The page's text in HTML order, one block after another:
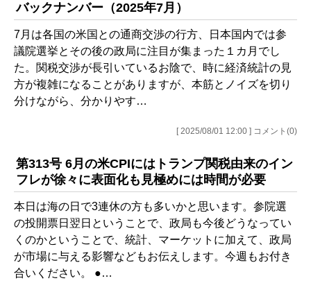
バックナンバー（2025年7月）
7月は各国の米国との通商交渉の行方、日本国内では参
議院選挙とその後の政局に注目が集まった１カ月でし
た。関税交渉が長引いているお陰で、時に経済統計の見
方が複雑になることがありますが、本筋とノイズを切り
分けながら、分かりやす…
[ 2025/08/01 12:00 ] コメント(0)
第313号 6月の米CPIにはトランプ関税由来のイン
フレが徐々に表面化も見極めには時間が必要
本日は海の日で3連休の方も多いかと思います。参院選
の投開票日翌日ということで、政局も今後どうなってい
くのかということで、統計、マーケットに加えて、政局
が市場に与える影響などもお伝えします。今週もお付き
合いください。 ●…